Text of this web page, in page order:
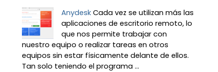
Anydesk Cada vez se utilizan más las
aplicaciones de escritorio remoto, lo
que nos permite trabajar con
nuestro equipo o realizar tareas en otros
equipos sin estar físicamente delante de ellos.
Tan solo teniendo el programa ...